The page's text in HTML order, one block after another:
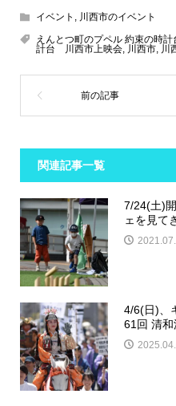
イベント
川西市のイベント
えんとつ町のプペル 約束の時計
計台 川西市上映会, 川西市, 川
関連記事一覧
7/24(土)
ェを見て
4/6(日)、
61回 清和